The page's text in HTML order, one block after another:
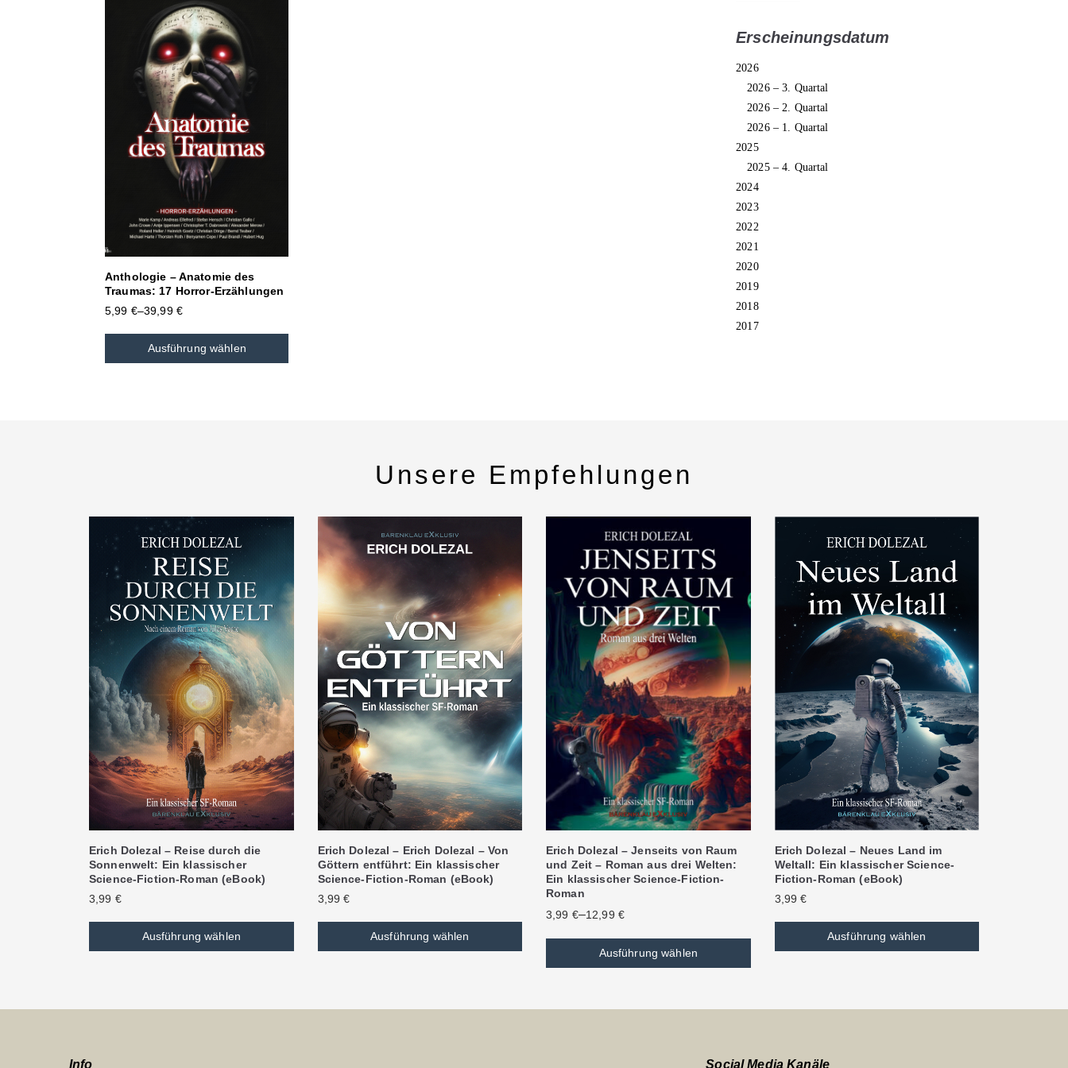
Anthologie – Anatomie des
Traumas: 17 Horror-Erzählungen
5,99 €–39,99 €
Ausführung wählen
Erscheinungsdatum
2026
2026 – 3. Quartal
2026 – 2. Quartal
2026 – 1. Quartal
2025
2025 – 4. Quartal
2024
2023
2022
2021
2020
2019
2018
2017
Unsere Empfehlungen
Erich Dolezal – Reise durch die
Sonnenwelt: Ein klassischer
Science-Fiction-Roman (eBook)
3,99 €
Ausführung wählen
Erich Dolezal – Erich Dolezal – Von
Göttern entführt: Ein klassischer
Science-Fiction-Roman (eBook)
3,99€
Ausführung wählen
Erich Dolezal – Jenseits von Raum
und Zeit – Roman aus drei Welten:
Ein klassischer Science-Fiction-
Roman
3,99 €–12,99 €
Ausführung wählen
Erich Dolezal – Neues Land im
Weltall: Ein klassischer Science-
Fiction-Roman (eBook)
3,99€
Ausführung wählen
Info Social Media Kanäle